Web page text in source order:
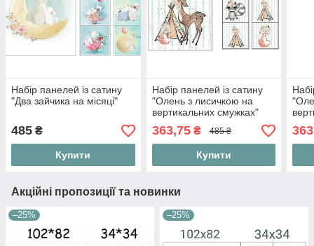
Набір панелей із сатину
"Два зайчика на місяці"
485 ₴
Купити
Набір панелей із сатину
"Олень з лисичкою на
вертикальних смужках"
363,75₴ 485 ₴
Купити
Акційні пропозиції та новинки
–25% –25%